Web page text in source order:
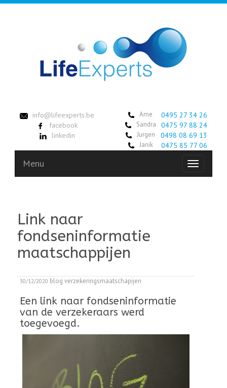
info@lifeexperts.be
facebook
linkedin
Arne 0495 27 34 26
Sandra 0475 97 88 24
Jurgen 0498 08 69 13
Janik 0475 85 77 06
Toggle
Menu
Link naar
fondseninformatie
maatschappijen
30/12/2020 blog verzekeringsmaatschapijen
Een link naar fondseninformatie
van de verzekeraars werd
toegevoegd.